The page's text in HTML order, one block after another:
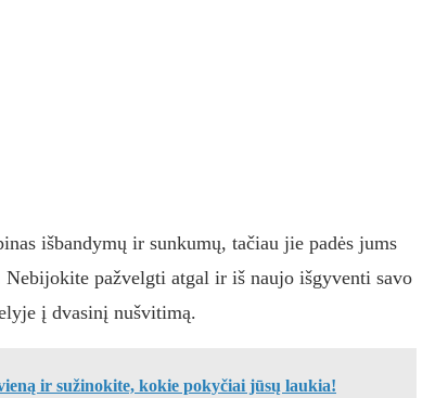
išbandymų ir sunkumų, tačiau jie padės jums
pažvelgti atgal ir iš naujo išgyventi savo
į dvasinį nušvitimą.
ir sužinokite, kokie pokyčiai jūsų laukia!